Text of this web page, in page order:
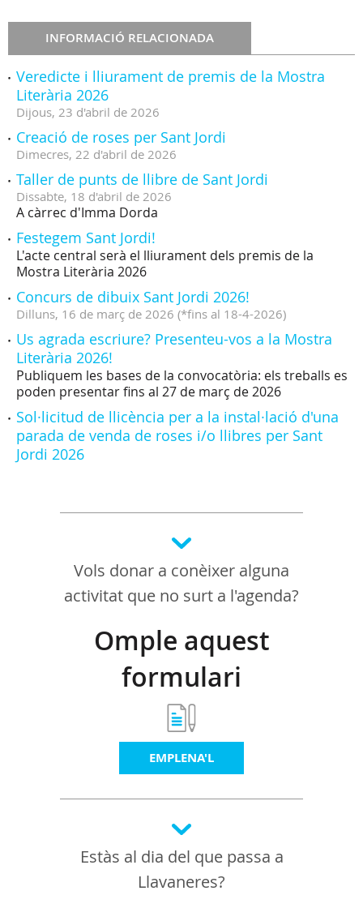
INFORMACIÓ RELACIONADA
Veredicte i lliurament de premis de la Mostra
Literària 2026
Dijous, 23 d'abril de 2026
Creació de roses per Sant Jordi
Dimecres, 22 d'abril de 2026
Taller de punts de llibre de Sant Jordi
Dissabte, 18 d'abril de 2026
A càrrec d'Imma Dorda
Festegem Sant Jordi!
L'acte central serà el lliurament dels premis de la
Mostra Literària 2026
Concurs de dibuix Sant Jordi 2026!
Dilluns, 16 de març de 2026 (*fins al 18-4-2026)
Us agrada escriure? Presenteu-vos a la Mostra
Literària 2026!
Publiquem les bases de la convocatòria: els treballs es
poden presentar fins al 27 de març de 2026
Sol·licitud de llicència per a la instal·lació d'una
parada de venda de roses i/o llibres per Sant
Jordi 2026
Vols donar a conèixer alguna
activitat que no surt a l'agenda?
Omple aquest
formulari
EMPLENA'L
Estàs al dia del que passa a
Llavaneres?